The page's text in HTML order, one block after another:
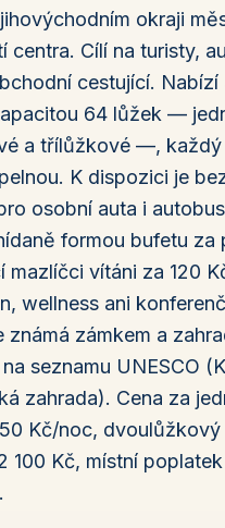
okraji
centra. Cílí na turisty,
cestující. Nabízí
64 lůžek —
a třílůžkové —, každý
K dispozici je
osobní auta i
formou bufetu za
mazlíčci vítáni za 120
wellness ani
známá zámkem a
seznamu UNESCO
zahrada). Cena za
Kč/noc, dvoulůžkový
100 Kč, místní